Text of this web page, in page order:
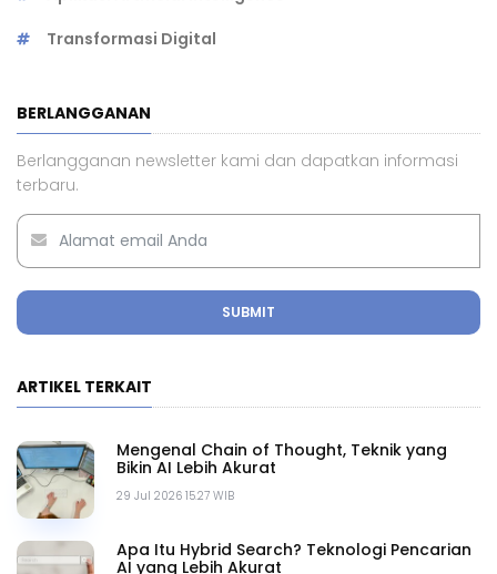
Transformasi Digital
BERLANGGANAN
Berlangganan newsletter kami dan dapatkan informasi
terbaru.
SUBMIT
ARTIKEL TERKAIT
29 Jul 2026 15.27 WIB
Mengenal Chain of Thought, Teknik yang
Bikin AI Lebih Akurat
Apa Itu Hybrid Search? Teknologi Pencarian
AI yang Lebih Akurat